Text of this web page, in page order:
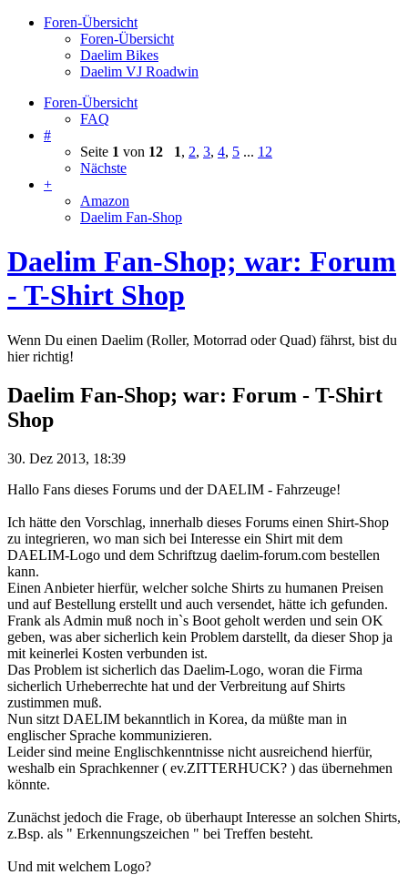
Foren-Übersicht
Foren-Übersicht
Daelim Bikes
Daelim VJ Roadwin
Foren-Übersicht
FAQ
#
Seite 1 von 12 1, 2, 3, 4, 5 ... 12
Nächste
+
Amazon
Daelim Fan-Shop
Daelim Fan-Shop; war: Forum
- T-Shirt Shop
Wenn Du einen Daelim (Roller, Motorrad oder Quad) fährst, bist du
hier richtig!
Daelim Fan-Shop; war: Forum - T-Shirt
Shop
30. Dez 2013, 18:39
Hallo Fans dieses Forums und der DAELIM - Fahrzeuge!
Ich hätte den Vorschlag, innerhalb dieses Forums einen Shirt-Shop
zu integrieren, wo man sich bei Interesse ein Shirt mit dem
DAELIM-Logo und dem Schriftzug daelim-forum.com bestellen
kann.
Einen Anbieter hierfür, welcher solche Shirts zu humanen Preisen
und auf Bestellung erstellt und auch versendet, hätte ich gefunden.
Frank als Admin muß noch in`s Boot geholt werden und sein OK
geben, was aber sicherlich kein Problem darstellt, da dieser Shop ja
mit keinerlei Kosten verbunden ist.
Das Problem ist sicherlich das Daelim-Logo, woran die Firma
sicherlich Urheberrechte hat und der Verbreitung auf Shirts
zustimmen muß.
Nun sitzt DAELIM bekanntlich in Korea, da müßte man in
englischer Sprache kommunizieren.
Leider sind meine Englischkenntnisse nicht ausreichend hierfür,
weshalb ein Sprachkenner ( ev.ZITTERHUCK? ) das übernehmen
könnte.
Zunächst jedoch die Frage, ob überhaupt Interesse an solchen Shirts,
z.Bsp. als " Erkennungszeichen " bei Treffen besteht.
Und mit welchem Logo?